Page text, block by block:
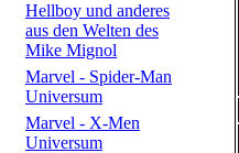
Hellboy und anderes
aus den Welten des
Mike Mignol
Marvel - Spider-Man
Universum
Marvel - X-Men
Universum